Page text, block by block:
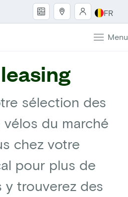
FR
Menu
sélection des
du marché
chez votre
pour plus de
y trouverez des